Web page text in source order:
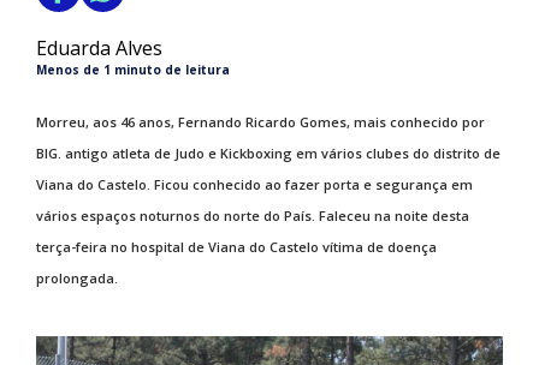
Eduarda Alves
Menos de 1 minuto de leitura
Morreu, aos 46 anos, Fernando Ricardo Gomes, mais conhecido por
BIG. antigo atleta de Judo e Kickboxing em vários clubes do distrito de
Viana do Castelo. Ficou conhecido ao fazer porta e segurança em
vários espaços noturnos do norte do País. Faleceu na noite desta
terça-feira no hospital de Viana do Castelo vítima de doença
prolongada.